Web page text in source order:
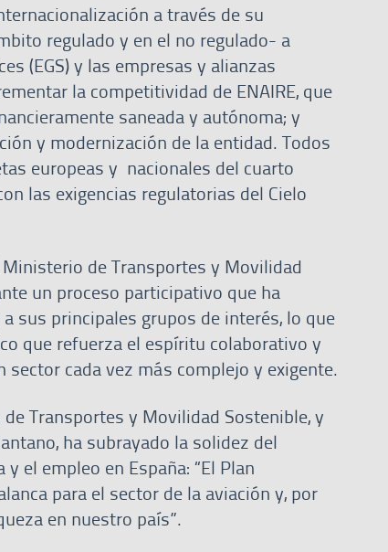
a través de su
regulado y en el no regulado- a
(EGS) y las empresas y alianzas
la competitividad de ENAIRE, que
saneada y autónoma; y
y modernización de la entidad. Todos
europeas y nacionales del cuarto
las exigencias regulatorias del Cielo
de Transportes y Movilidad
un proceso participativo que ha
sus principales grupos de interés, lo que
que refuerza el espíritu colaborativo y
sector cada vez más complejo y exigente.
Transportes y Movilidad Sostenible, y
ha subrayado la solidez del
el empleo en España: “El Plan
para el sector de la aviación y, por
en nuestro país”.